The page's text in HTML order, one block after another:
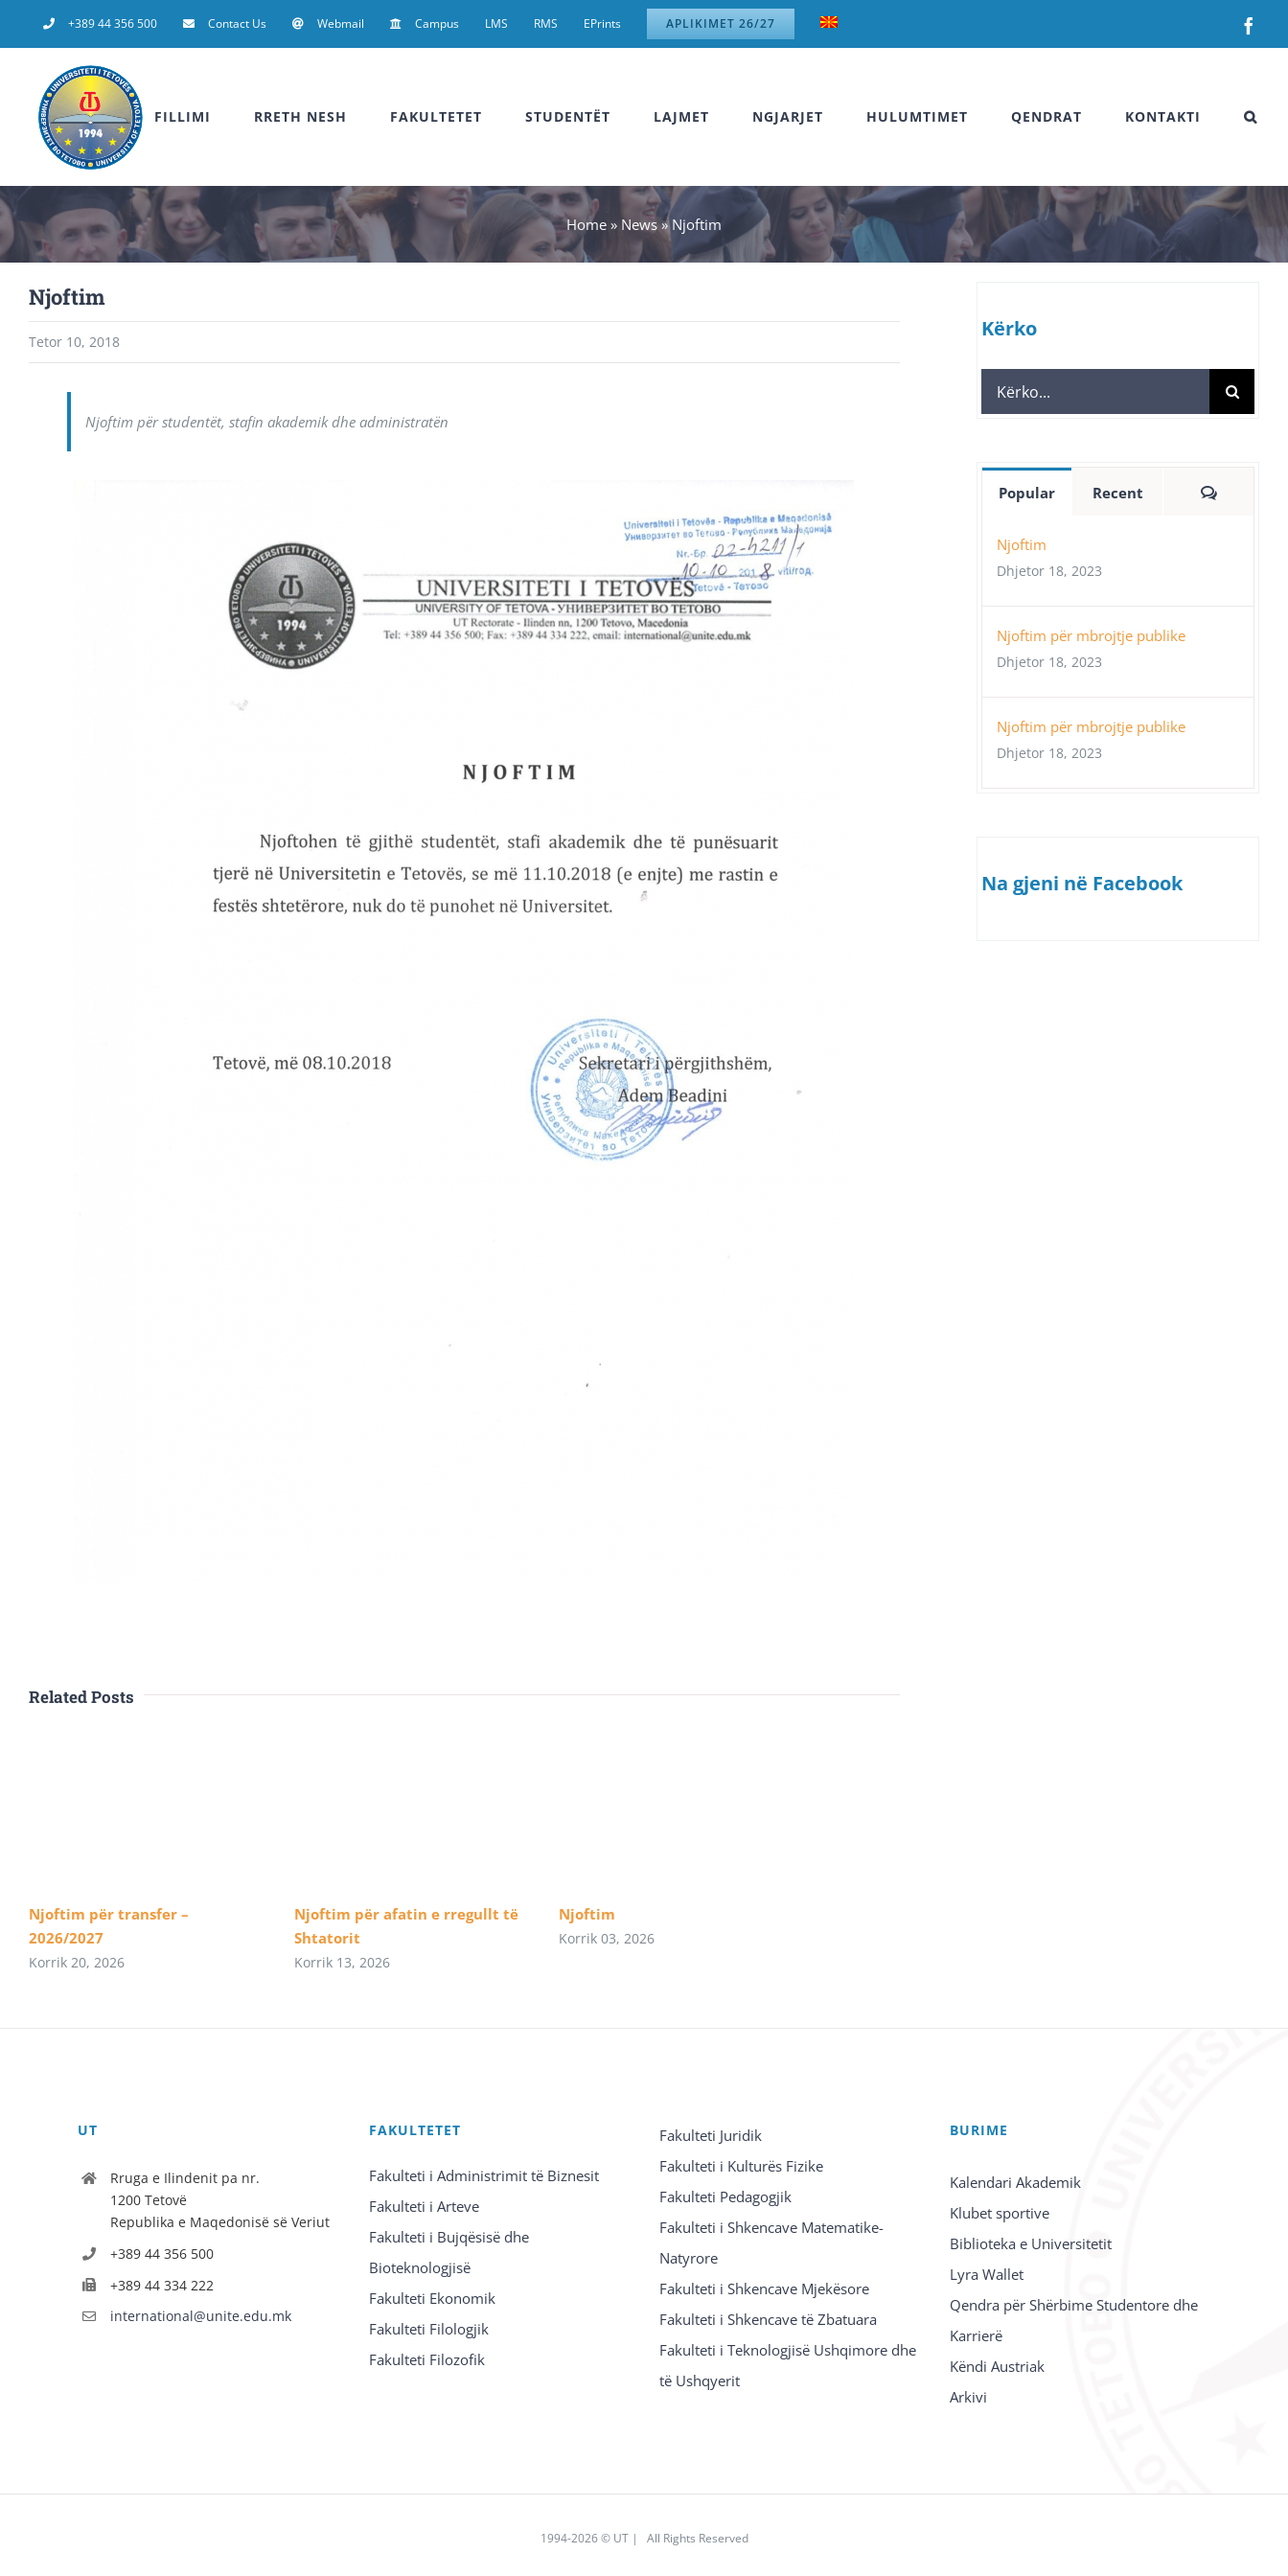
to
+389 44 356 500 Contact Us Webmail Campus LMS RMS EPrints APLIKIMET 26/27
FILLIMI RRETH NESH FAKULTETET STUDENTËT LAJMET NGJARJET HULUMTIMET QENDRAT KONTAKTI
Home » News»Njoftim
Njoftim
Tetor 10, 2018
Njoftim për studentët, stafin akademik dhe administratën
Related Posts
Njoftim për transfer –
2026/2027
Korrik 20, 2026
Njoftim për afatin e rregullt të
Shtatorit
Korrik 13, 2026
Njoftim
Korrik 03, 2026
Kërko
Search
for:
Popular Recent
Njoftim
Dhjetor 18, 2023
Njoftim për mbrojtje publike
Dhjetor 18, 2023
Njoftim për mbrojtje publike
Dhjetor 18, 2023
Na gjeni në Facebook
UT
Rruga e Ilindenit pa nr.
1200 Tetovë
Republika e Maqedonisë së Veriut
+389 44 356 500
+389 44 334 222
international@unite.edu.mk
FAKULTETET
Fakulteti i Administrimit të Biznesit
Fakulteti i Arteve
Fakulteti i Bujqësisë dhe
Bioteknologjisë
Fakulteti Ekonomik
Fakulteti Filologjik
Fakulteti Filozofik
Fakulteti Juridik
Fakulteti i Kulturës Fizike
Fakulteti Pedagogjik
Fakulteti i Shkencave Matematike-
Natyrore
Fakulteti i Shkencave Mjekësore
Fakulteti i Shkencave të Zbatuara
Fakulteti i Teknologjisë Ushqimore dhe
të Ushqyerit
BURIME
Kalendari Akademik
Klubet sportive
Biblioteka e Universitetit
Lyra Wallet
Qendra për Shërbime Studentore dhe
Karrierë
Këndi Austriak
Arkivi
1994-2026 © UT | All Rights Reserved